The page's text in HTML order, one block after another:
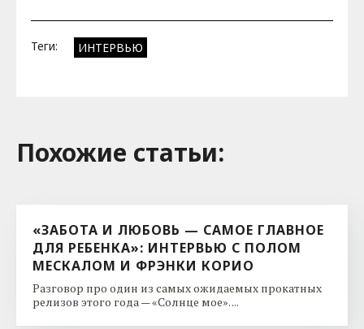
Теги: ИНТЕРВЬЮ
Похожие cтатьи:
«ЗАБОТА И ЛЮБОВЬ — САМОЕ ГЛАВНОЕ
ДЛЯ РЕБЕНКА»: ИНТЕРВЬЮ С ПОЛОМ
МЕСКАЛОМ И ФРЭНКИ КОРИО
Разговор про один из самых ожидаемых прокатных
релизов этого года — «Солнце мое». ...